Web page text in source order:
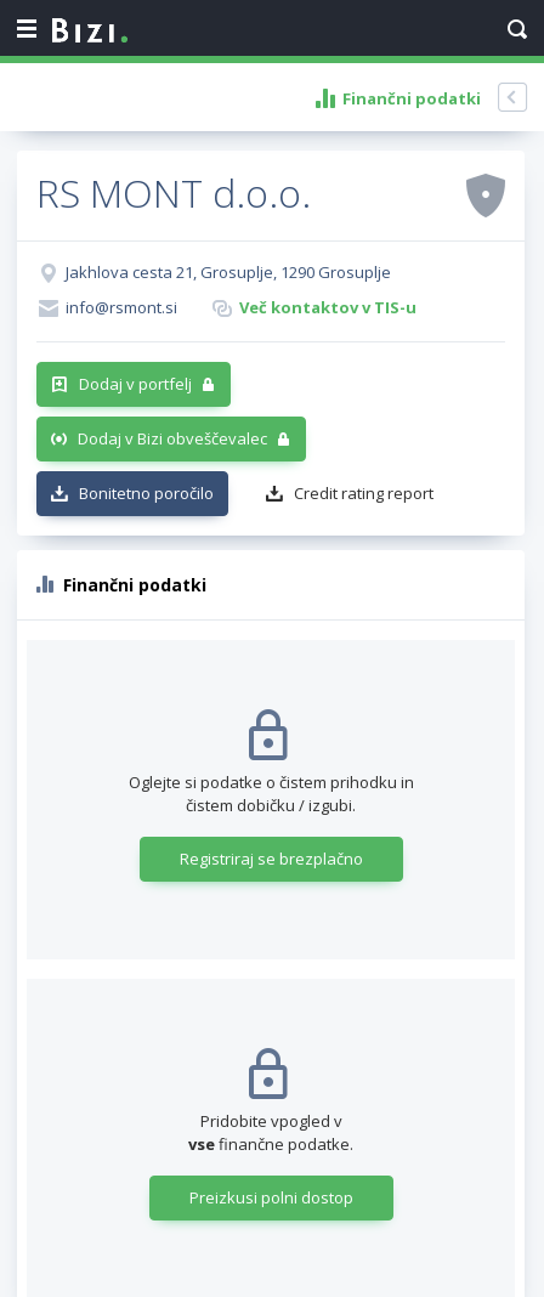
Finančni podatki
RS MONT d.o.o.
Jakhlova cesta 21, Grosuplje, 1290 Grosuplje
info@rsmont.si
Več kontaktov v TIS-u
Dodaj v portfelj
Dodaj v Bizi obveščevalec
Bonitetno poročilo Credit rating report
Finančni podatki
Oglejte si podatke o čistem prihodku in
čistem dobičku / izgubi.
Registriraj se brezplačno
Pridobite vpogled v
vsefinančne podatke.
Preizkusi polni dostop